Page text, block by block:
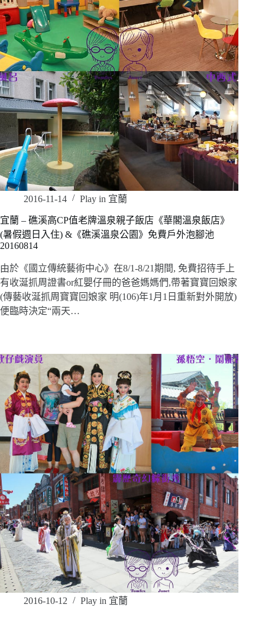
2016-11-14 Play in 宜蘭
宜蘭 – 礁溪高CP值老牌溫泉親子飯店《華閣溫泉飯店》
(暑假週日入住) &《礁溪溫泉公園》免費戶外泡腳池
20160814
由於《國立傳統藝術中心》在8/1-8/21期間, 免費招待手上
有收涎抓周證書or紅嬰仔冊的爸爸媽媽們,帶著寶寶回娘家
(傳藝收涎抓周寶寶回娘家 明(106)年1月1日重新對外開放)
便臨時決定“兩天…
2016-10-12 Play in 宜蘭